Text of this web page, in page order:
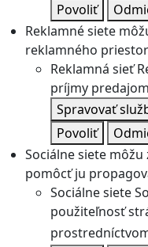
Povoliť
Reklamné siete
reklamného
Reklamná sieť
príjmy
Spravovať
Povoliť
Sociálne siete
pomôcť ju
Sociálne siete
použiteľnosť